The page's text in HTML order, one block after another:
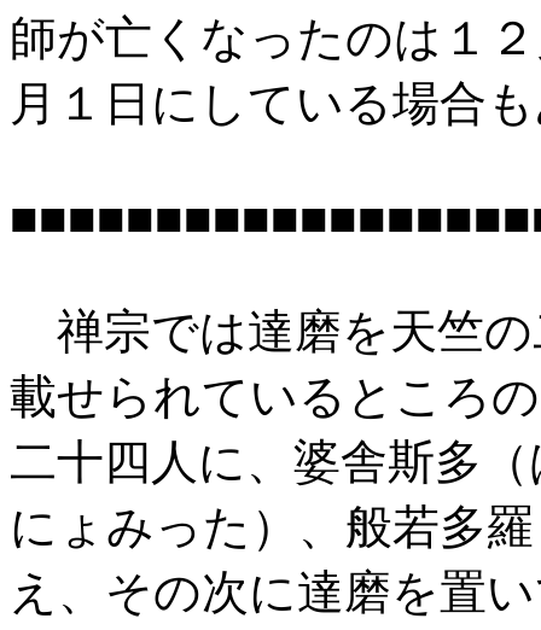
師が亡くなったのは１
月１日にしている場合
禅宗では達磨を天竺の
載せられているところ
二十四人に、婆舎斯多
にょみった）、般若多
え、その次に達磨を置